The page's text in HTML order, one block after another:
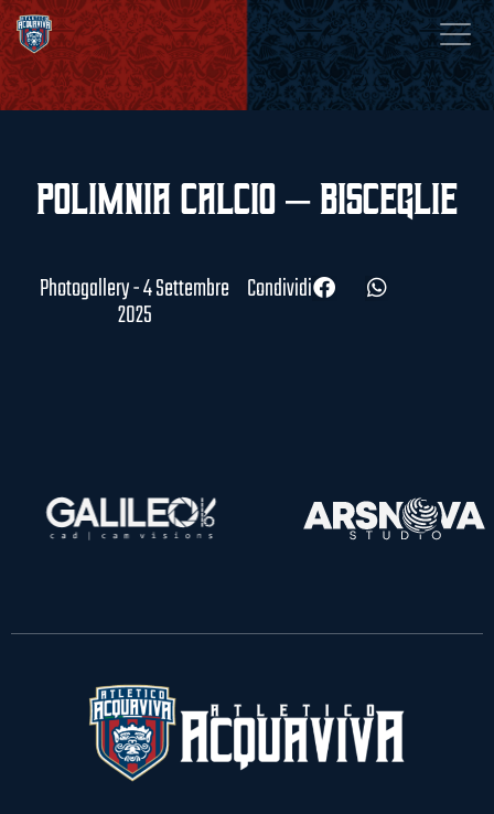
Polimnia Calcio – Bisceglie
Photogallery - 4 Settembre
2025
Condividi